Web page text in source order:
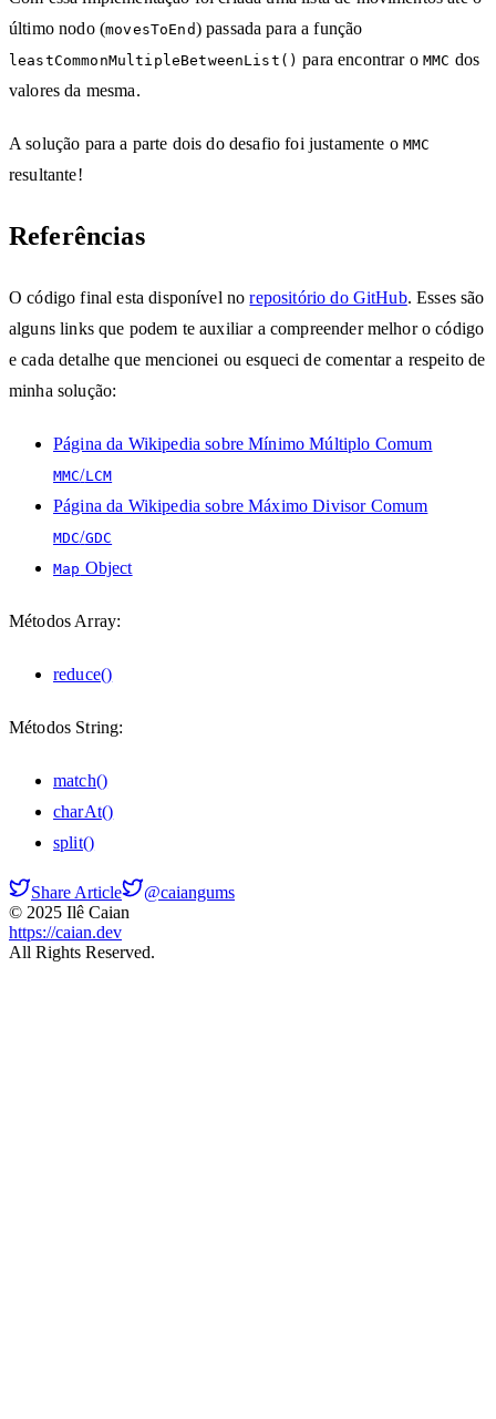
último nodo (movesToEnd) passada para a função
leastCommonMultipleBetweenList() para encontrar oMMC dos
valores da mesma.
A solução para a parte dois do desafio foi justamente o MMC
resultante!
Referências
O código final esta disponível norepositório do GitHub. Esses são
alguns links que podem te auxiliar a compreender melhor o código
e cada detalhe que mencionei ou esqueci de comentar a respeito de
minha solução:
Página da Wikipedia sobre Mínimo Múltiplo Comum
MMC/LCM
Página da Wikipedia sobre Máximo Divisor Comum
MDC/GDC
Map Object
Métodos Array:
reduce()
Métodos String:
match()
charAt()
split()
Share Article
@caiangums
© 2025 Ilê Caian
https://caian.dev
All Rights Reserved.